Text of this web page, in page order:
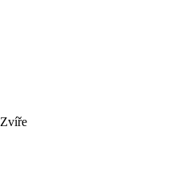
Zvíře